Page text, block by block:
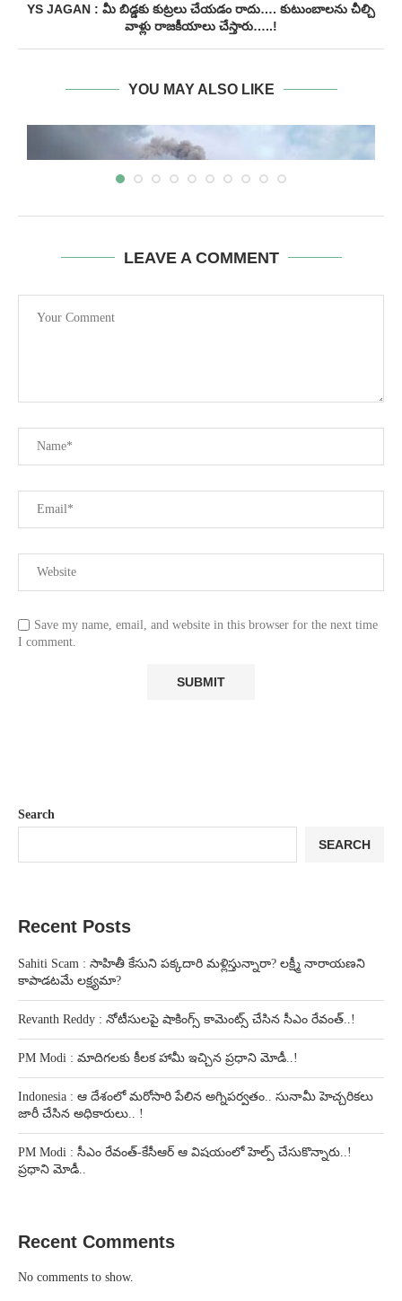
YS JAGAN : మీ బిడ్డకు కుట్రలు చేయడం రాదు…. కుటుంబాలను చీల్చి
వాళ్లు రాజకీయాలు చేస్తారు…..!
YOU MAY ALSO LIKE
సునామీ...
April 30, 2024
LEAVE A COMMENT
Save my name, email, and website in this browser for the next time
I comment.
Search
SEARCH
Recent Posts
Sahiti Scam : సాహితీ కేసుని పక్కదారి మళ్లిస్తున్నారా? లక్ష్మీ నారాయణని
కాపాడటమే లక్ష్యమా?
Revanth Reddy : నోటీసులపై షాకింగ్స్ కామెంట్స్ చేసిన సీఎం రేవంత్..!
PM Modi : మాదిగలకు కీలక హామీ ఇచ్చిన ప్రధాని మోడీ..!
Indonesia : ఆ దేశంలో మరోసారి పేలిన అగ్నిపర్వతం.. సునామీ హెచ్చరికలు
జారీ చేసిన అధికారులు.. !
PM Modi : సీఎం రేవంత్-కేసీఆర్ ఆ విషయంలో హెల్ప్ చేసుకొన్నారు..!
ప్రధాని మోడీ..
Recent Comments
No comments to show.